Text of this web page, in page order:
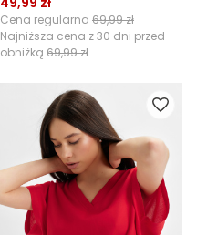
Cena regularna 69,99 zł
Najniższa cena z 30 dni przed
obniżką 69,99 zł